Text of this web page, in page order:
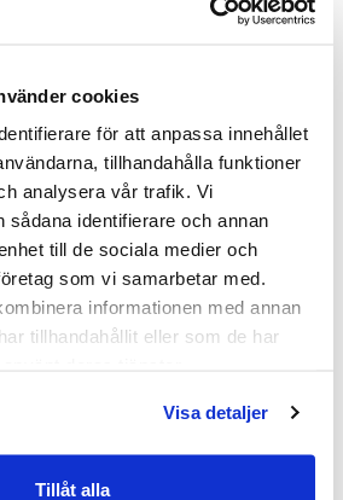
cookies
för att anpassa innehållet
tillhandahålla funktioner
analysera vår trafik. Vi
sådana identifierare och annan
till de sociala medier och
som vi samarbetar med.
informationen med annan
tillhandahållit eller som de har
Visa detaljer
Tillåt alla
Bordsskiva i gråbeige,
cm, Djup 140 cm, Höjd 90 cm
modell VX är utformat för att
USB-C). Den stilrena
bordsskiva och vitt
in i olika kontorsmiljöer.